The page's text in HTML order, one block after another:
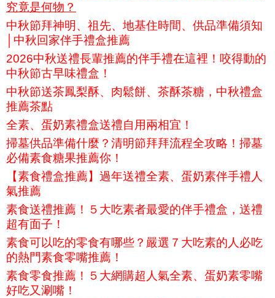
究竟是何物？
中秋節拜神明、祖先、地基住時間、供品準備須知
│中秋回家伴手禮盒推薦
2026中秋送禮長輩推薦的伴手禮在這裡！咬得動的
中秋節古早味禮盒！
中秋節送茶鳳梨酥、肉鬆餅、茶酥茶糖，中秋禮盒
推薦茶點
全素、蛋奶素禮盒送禮自用兩相宜！
掃墓供品準備什麼？清明節拜拜流程全攻略！掃墓
必備素食糖果推薦你！
【素食禮盒推薦】過年送禮全素、蛋奶素伴手禮人
氣推薦
素食送禮推薦！５大吃素者最愛的伴手禮盒，送禮
超有面子！
素食可以吃的零食有哪些？嚴選７大吃素的人必吃
的熱門素食零嘴推薦！
素食零食推薦！５大網購超人氣全素、蛋奶素零嘴
好吃又涮嘴！